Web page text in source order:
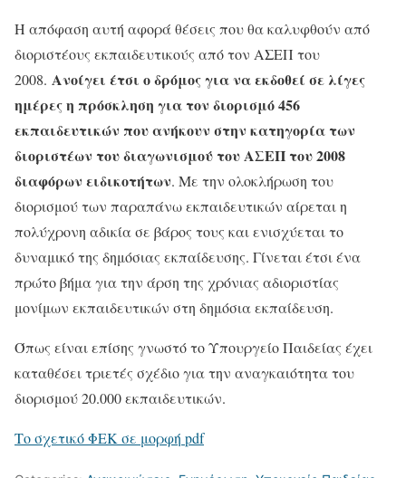
Η απόφαση αυτή αφορά θέσεις που θα καλυφθούν από
διοριστέους εκπαιδευτικούς από τον ΑΣΕΠ του
2008. Ανοίγει έτσι ο δρόμος για να εκδοθεί σε λίγες
ημέρες η πρόσκληση για τον διορισμό 456
εκπαιδευτικών που ανήκουν στην κατηγορία των
διοριστέων του διαγωνισμού του ΑΣΕΠ του 2008
διαφόρων ειδικοτήτων. Με την ολοκλήρωση του
διορισμού των παραπάνω εκπαιδευτικών αίρεται η
πολύχρονη αδικία σε βάρος τους και ενισχύεται το
δυναμικό της δημόσιας εκπαίδευσης. Γίνεται έτσι ένα
πρώτο βήμα για την άρση της χρόνιας αδιοριστίας
μονίμων εκπαιδευτικών στη δημόσια εκπαίδευση.
Όπως είναι επίσης γνωστό το Υπουργείο Παιδείας έχει
καταθέσει τριετές σχέδιο για την αναγκαιότητα του
διορισμού 20.000 εκπαιδευτικών.
Το σχετικό ΦΕΚ σε μορφή pdf